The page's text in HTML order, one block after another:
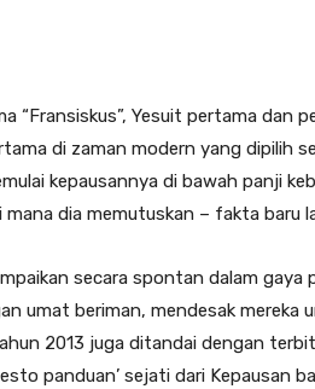
“Fransiskus”, Yesuit pertama dan
di zaman modern yang dipilih
kepausannya di bawah panji
mana dia memutuskan – fakta baru
secara spontan dalam gaya
umat beriman, mendesak mereka
2013 juga ditandai dengan
panduan’ sejati dari Kepausan